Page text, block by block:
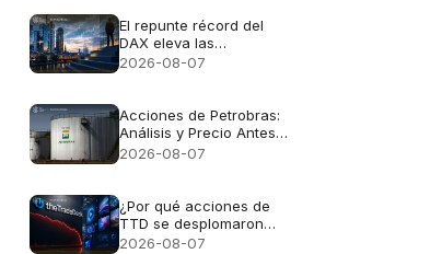
El repunte récord del
DAX eleva las
expectativas de
2026-08-07
Acciones de Petrobras:
Análisis y Precio Antes
del Reporte Financiero
2026-08-07
¿Por qué acciones de
TTD se desplomaron
casi un 30%?
2026-08-07